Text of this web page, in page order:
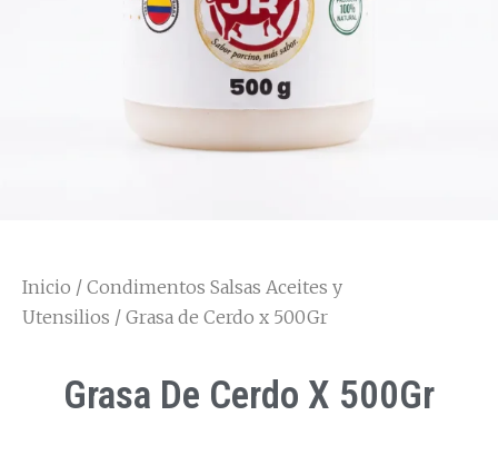
Inicio / Condimentos Salsas Aceites y
Utensilios / Grasa de Cerdo x 500Gr
Grasa De Cerdo X 500Gr